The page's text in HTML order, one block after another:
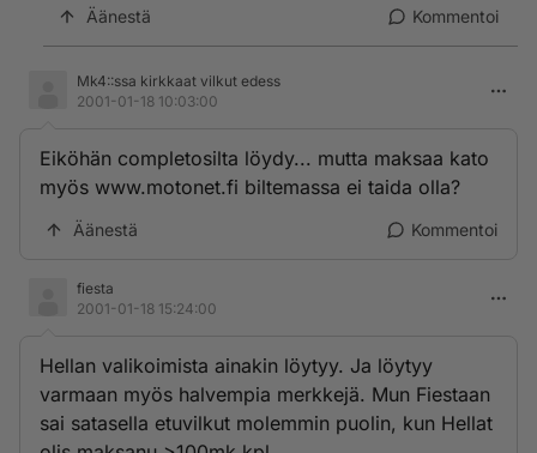
Äänestä Kommentoi
Mk4::ssa kirkkaat vilkut edess
2001-01-18 10:03:00
Eiköhän completosilta löydy... mutta maksaa kato
myös www.motonet.fi biltemassa ei taida olla?
Äänestä Kommentoi
fiesta
2001-01-18 15:24:00
Hellan valikoimista ainakin löytyy. Ja löytyy
varmaan myös halvempia merkkejä. Mun Fiestaan
sai satasella etuvilkut molemmin puolin, kun Hellat